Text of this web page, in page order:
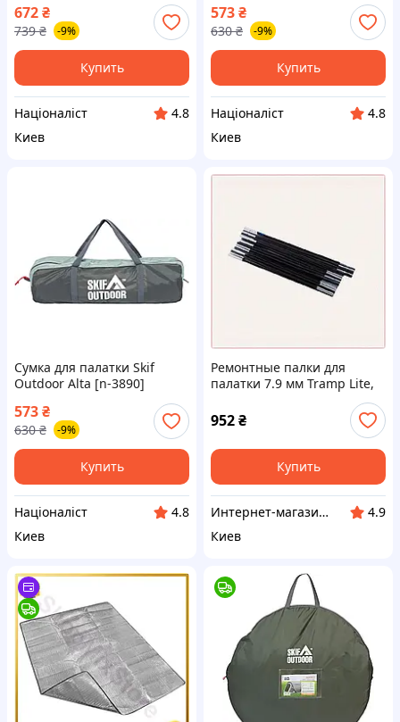
672₴
739 ₴ -9%
Купить
Націоналіст
4.8
Киев
573₴
630 ₴ -9%
Купить
Націоналіст
4.8
Киев
Сумка для палатки Skif
Outdoor Alta [n-3890]
573₴
630 ₴ -9%
Купить
Націоналіст
4.8
Киев
Ремонтные палки для
палатки 7.9 мм Tramp Lite,
952₴
Купить
Интернет-магазин "SmartShop"
4.9
Киев